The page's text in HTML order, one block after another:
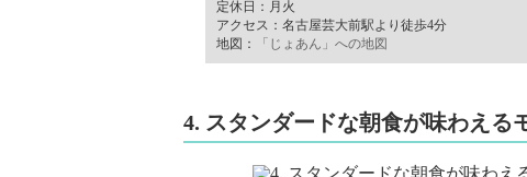
定休日：月火
アクセス：名古屋芸大前駅より徒歩4分
地図：
「じょあん」への地図
4. スタンダードな朝食が味わえる